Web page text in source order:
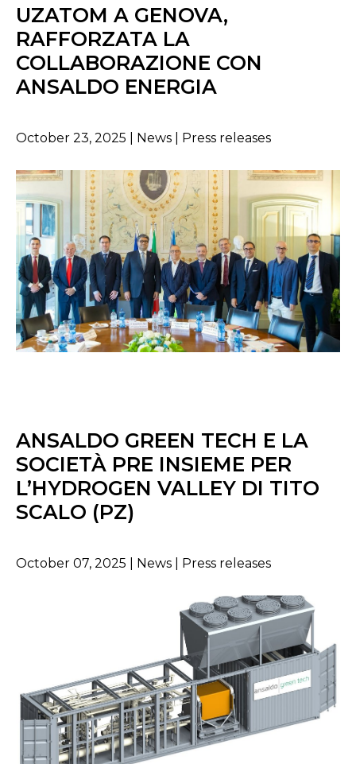
UZATOM A GENOVA,
RAFFORZATA LA
COLLABORAZIONE CON
ANSALDO ENERGIA
October 23, 2025 | News | Press releases
ANSALDO GREEN TECH E LA
SOCIETÀ PRE INSIEME PER
L’HYDROGEN VALLEY DI TITO
SCALO (PZ)
October 07, 2025 | News | Press releases